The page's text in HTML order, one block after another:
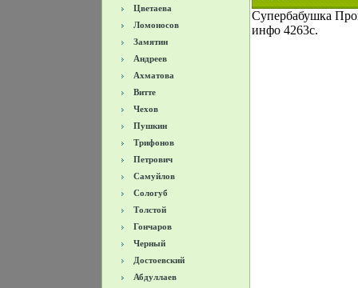
Цветаева
Ломоносов
Замятин
Андреев
Ахматова
Витте
Чехов
Пушкин
Трифонов
Петрович
Самуйлов
Сологуб
Толстой
Гончаров
Черный
Достоевский
Абдуллаев
Супербабушка
инфо 4263c.